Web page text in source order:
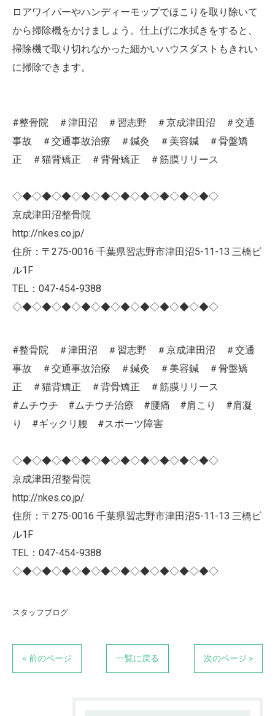
ロアワイパーやハンディーモップでほこりを取り除いて
から掃除機をかけましょう。仕上げに水拭きをすると、
掃除機で取り切れなかった細かいハウスダストもきれい
に掃除できます。
#整骨院 ＃津田沼 ＃習志野 ＃京成津田沼 ＃交通
事故 ＃交通事故治療 ＃鍼灸 ＃美容鍼 ＃骨盤矯
正 ＃猫背矯正 ＃背骨矯正 ＃筋膜リリース
◇◆◇◆◇◆◇◆◇◆◇◆◇◆◇◆◇◆◇◆◇
京成津田沼整骨院
http://nkes.co.jp/
住所：〒275-0016 千葉県習志野市津田沼5-11-13 三橋ビ
ル1F
TEL：047-454-9388
◇◆◇◆◇◆◇◆◇◆◇◆◇◆◇◆◇◆◇◆◇
#整骨院 ＃津田沼 ＃習志野 ＃京成津田沼 ＃交通
事故 ＃交通事故治療 ＃鍼灸 ＃美容鍼 ＃骨盤矯
正 ＃猫背矯正 ＃背骨矯正 ＃筋膜リリース
#ムチウチ #ムチウチ治療 #腰痛 #肩こり #肩凝
り #ギックリ腰 #スポーツ障害
◇◆◇◆◇◆◇◆◇◆◇◆◇◆◇◆◇◆◇◆◇
京成津田沼整骨院
http://nkes.co.jp/
住所：〒275-0016 千葉県習志野市津田沼5-11-13 三橋ビ
ル1F
TEL：047-454-9388
◇◆◇◆◇◆◇◆◇◆◇◆◇◆◇◆◇◆◇◆◇
スタッフブログ
< 前のページ 一覧に戻る 次のページ >